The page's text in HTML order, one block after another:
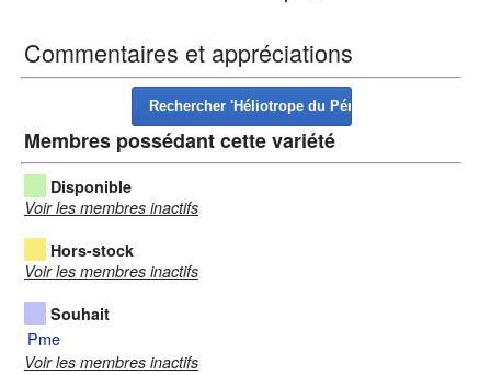
Commentaires et appréciations
Membres possédant cette variété
Disponible
Voir les membres inactifs
Hors-stock
Voir les membres inactifs
Souhait
Pme
Voir les membres inactifs